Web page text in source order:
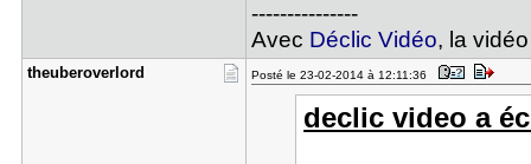
---------------
Avec Déclic Vidéo, la
theuberove​rlord Posté le 23-02-2014 à 12:11:36
declic video a